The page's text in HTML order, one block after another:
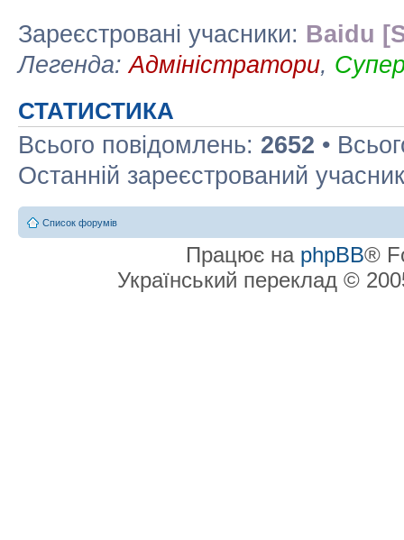
Зареєстровані учасники: Baidu
Легенда:Адміністратори,
СТАТИСТИКА
Всього повідомлень: 2652 •
Останній зареєстрований
Список форумів
Працює на phpBB®
Український переклад ©